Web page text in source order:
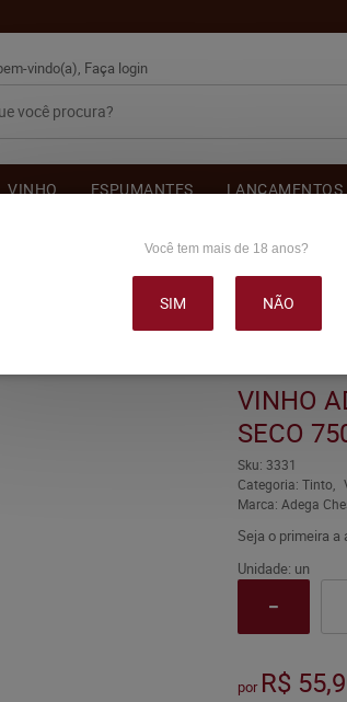
vindo(a), Faça login
VINHO ESPUMANTES LANÇAMENTOS
DELICATÉSSE &
MERLOT TINTO SECO 750ML
VINHO
SECO
Sku: 3331
Categoria: Tinto
Marca: Adega
Seja o primeira a
Unidade: un
por R$
Você tem mais de 18 anos?
SIM NÃO